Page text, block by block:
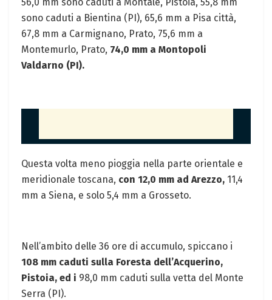
sono caduti a Bientina (PI), 65,6 mm a Pisa città,
67,8 mm a Carmignano, Prato, 75,6 mm a
Montemurlo, Prato, 74,0 mm a Montopoli
Valdarno (PI).
Questa volta meno pioggia nella parte orientale e
meridionale toscana, con 12,0 mm ad Arezzo, 11,4
mm a Siena, e solo 5,4 mm a Grosseto.
Nell’ambito delle 36 ore di accumulo, spiccano i
108 mm caduti sulla Foresta dell’Acquerino,
Pistoia, ed i 98,0 mm caduti sulla vetta del Monte
Serra (PI).